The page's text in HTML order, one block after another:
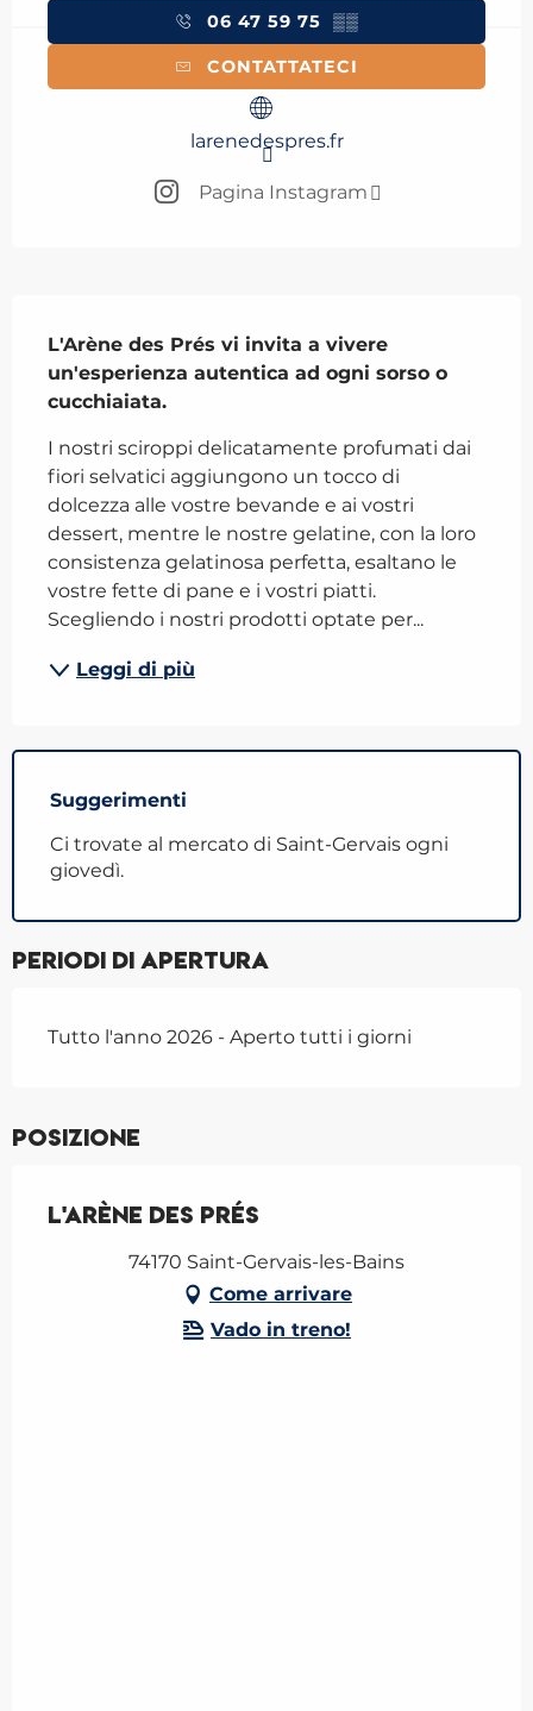
06 47 59 75 ▒▒
CONTATTATECI
larenedespres.fr
Pagina Instagram
L'Arène des Prés vi invita a vivere
un'esperienza autentica ad ogni sorso o
cucchiaiata.
I nostri sciroppi delicatamente profumati dai
fiori selvatici aggiungono un tocco di
dolcezza alle vostre bevande e ai vostri
dessert, mentre le nostre gelatine, con la loro
consistenza gelatinosa perfetta, esaltano le
vostre fette di pane e i vostri piatti.
Scegliendo i nostri prodotti optate per...
Leggi di più
Suggerimenti
Ci trovate al mercato di Saint-Gervais ogni
giovedì.
Periodi di apertura
Tutto l'anno 2026 - Aperto tutti i giorni
Posizione
L'Arène des Prés
74170 Saint-Gervais-les-Bains
Come arrivare
Vado in treno!